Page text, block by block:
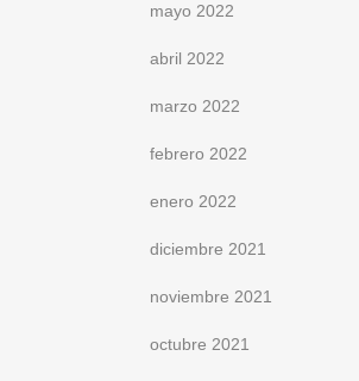
mayo 2022
abril 2022
marzo 2022
febrero 2022
enero 2022
diciembre 2021
noviembre 2021
octubre 2021